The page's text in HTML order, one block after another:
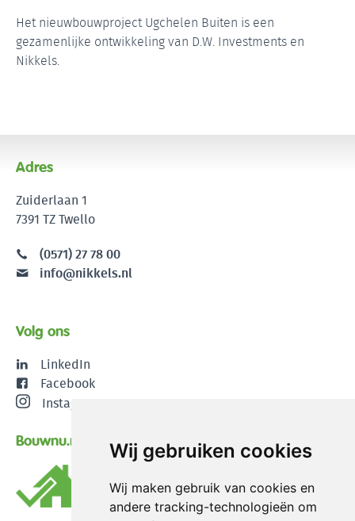
Wij gebruiken cookies
Wij maken gebruik van cookies en
andere tracking-technologieën om
Het nieuwbouwproject Ugchelen Buiten is een
gezamenlijke ontwikkeling van D.W. Investments en
Nikkels.
Adres
Zuiderlaan 1
7391 TZ Twello
(0571) 27 78 00
info@nikkels.nl
Volg ons
LinkedIn
Facebook
Instagram
Bouwnu.nl